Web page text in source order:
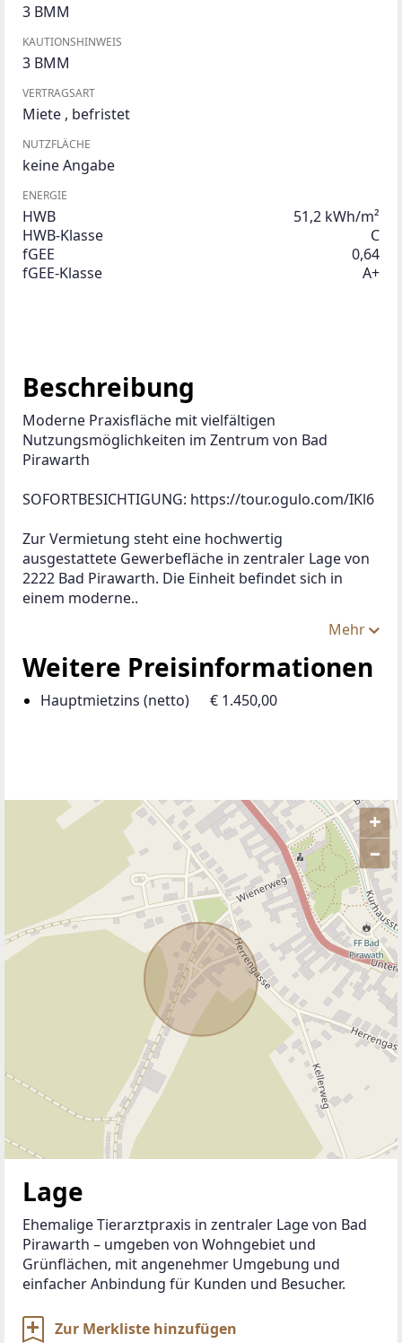
3 BMM
KAUTIONSHINWEIS
3 BMM
VERTRAGSART
Miete , befristet
NUTZFLÄCHE
keine Angabe
ENERGIE
HWB
51,2 kWh/m²
HWB-Klasse
C
fGEE
0,64
fGEE-Klasse
A+
Beschreibung
Moderne Praxisfläche mit vielfältigen
Nutzungsmöglichkeiten im Zentrum von Bad
Pirawarth
SOFORTBESICHTIGUNG: https://tour.ogulo.com/IKl6
Zur Vermietung steht eine hochwertig
ausgestattete Gewerbefläche in zentraler Lage von
2222 Bad Pirawarth. Die Einheit befindet sich in
einem moderne..
Mehr
Weitere Preisinformationen
Hauptmietzins (netto) € 1.450,00
+
–
ANBIETER KONTAKTIEREN
Lage
Ehemalige Tierarztpraxis in zentraler Lage von Bad
Pirawarth – umgeben von Wohngebiet und
Grünflächen, mit angenehmer Umgebung und
einfacher Anbindung für Kunden und Besucher.
Zur Merkliste hinzufügen